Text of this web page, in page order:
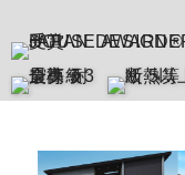
スタッフブロ